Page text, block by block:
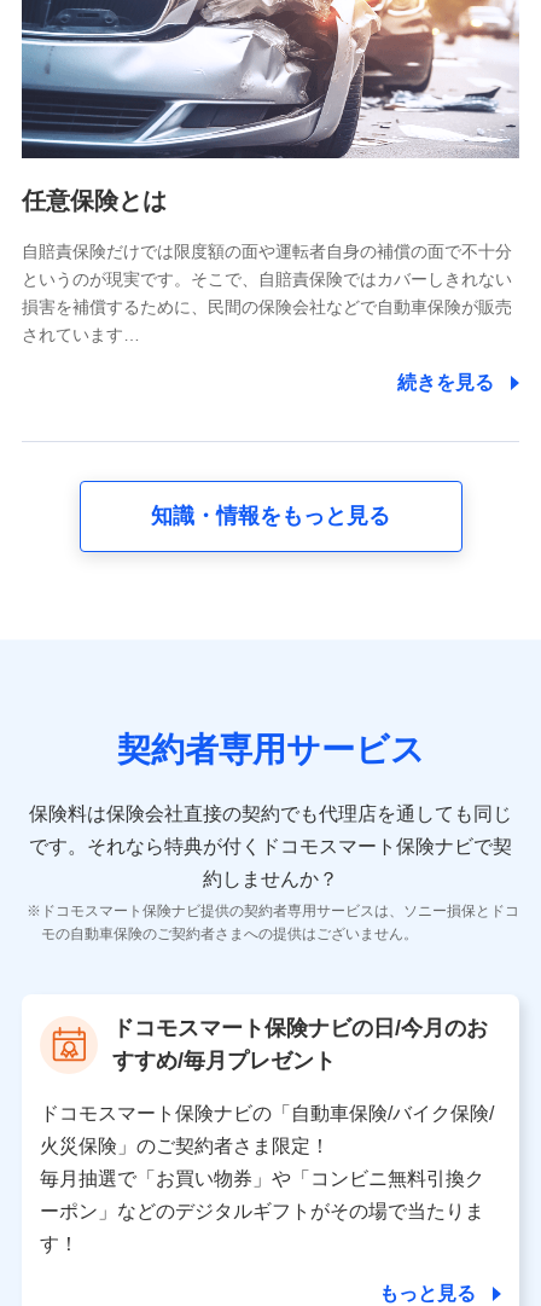
基本情報
氏名、電話番号、メールアドレス、お客さまの識別子、
属性、連絡先、dポイントサービスのご利用に関する情
報。例として、dポイントカード番号、性別、年齢、家族
構成、住所、dポイント残高、dポイント利用履歴などが
含まれます。
当社又は株式会社NTTドコモが提供する各種サービスな
又は株式会社NTTドコモが提供する各種サービスのご契
約状態・ご利用履歴インターネット利用時の行動に関す
る情報、アプリケーション利用時の行動に関する情報、
購入されたサービスや商品の名称・購入場所・決済に関
する情報、アンケートの回答に関する情報などが含まれ
の内容、保険料、保険料のお支払方法、車のメーカーや
走行距離などの情報、建物の構造や築年数などの情報、
険契約に関する情報。例として、保険契約者及び被保険
者の氏名、住所、生年月日、性別、保険契約者と被保険
報、建物の構造や築年数などの情報、ペットの種類や年
齢などの情報などが含まれます。
【共同して利用する者の範囲】
当社
当社又は株式会社NTTドコモが提供する保険関連サービ
スにおけるユーザ登録受付および管理のため
を受けている保険会社・提携会社の保険その他に関する
情報を提供するため、また維持管理等の委託業務遂行の
ため、またそれらに付帯、関連する当社、株式会社NTT
ドコモおよび提携会社のサービスを案内、提供するため
（各サービスで取得したサービス利用履歴、ウェブサイ
トの閲覧履歴、購買履歴、ご契約内容等のパーソナルデ
ータを分析して、お客さまの趣味・嗜好・傾向に応じた
任意保険とは
自賠責保険だけでは限度額の面や運転者自身の補償の面で不十分
というのが現実です。そこで、自賠責保険ではカバーしきれない
損害を補償するために、民間の保険会社などで自動車保険が販売
されています…
続きを見る
知識・情報をもっと見る
契約者専用サービス
保険料は保険会社直接の契約でも代理店を通しても同じ
です。 それなら特典が付くドコモスマート保険ナビで契
約しませんか？
ドコモスマート保険ナビ提供の契約者専用サービスは、ソニー損保とドコ
モの自動車保険のご契約者さまへの提供はございません。
ドコモスマート保険ナビの日/今月のお
すすめ/毎月プレゼント
ドコモスマート保険ナビの「自動車保険/バイク保険/
火災保険」のご契約者さま限定！
毎月抽選で「お買い物券」や「コンビニ無料引換ク
ーポン」などのデジタルギフトがその場で当たりま
す！
もっと見る